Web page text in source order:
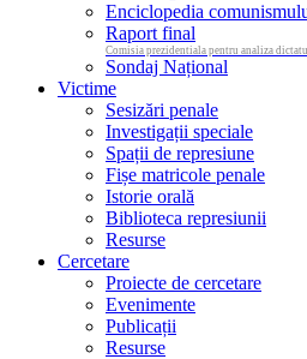
Enciclopedia
Raport final
Comisia prezidentiala pentru analiza
Sondaj Național
Victime
Sesizări penale
Investigații speciale
Spații de represiune
Fișe matricole penale
Istorie orală
Biblioteca represiunii
Resurse
Cercetare
Proiecte de cercetare
Evenimente
Publicații
Resurse